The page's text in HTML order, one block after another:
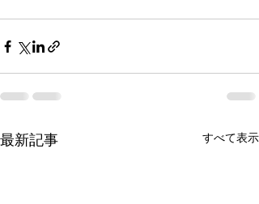
最新記事 すべて表示